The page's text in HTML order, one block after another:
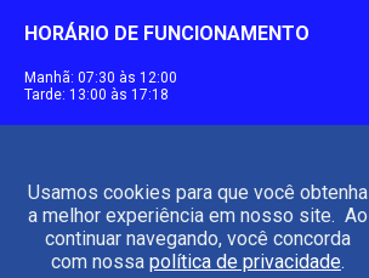
HORÁRIO DE FUNCIONAMENTO
Manhã: 07:30 às 12:00
Tarde: 13:00 às 17:18
Usamos cookies para que você obtenha
a melhor experiência em nosso site. Ao
continuar navegando, você concorda
com nossa política de privacidade.